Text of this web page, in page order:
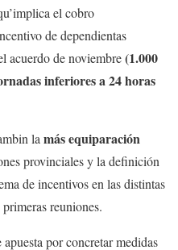
el cobro
de dependientas
acuerdo de noviembre(1.000
inferiores a 24 horas
lamás equiparación
provinciales y la definición
de incentivos en las distintas
reuniones.
por concretar medidas